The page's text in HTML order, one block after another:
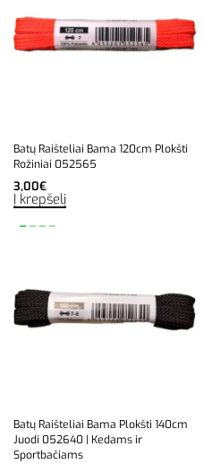
Batų Raišteliai Bama 120cm Plokšti
Rožiniai 052565
3,00€
Į krepšelį
Batų Raišteliai Bama Plokšti 140cm
Juodi 052640 | Kedams ir
Sportbačiams